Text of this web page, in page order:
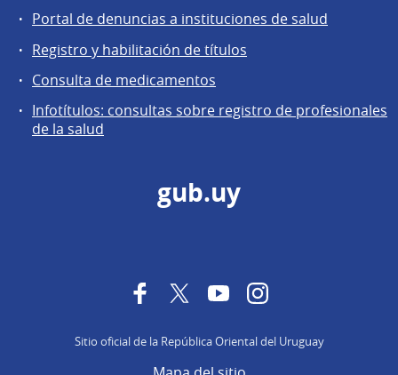
Portal de denuncias a instituciones de salud
Registro y habilitación de títulos
Consulta de medicamentos
Infotítulos: consultas sobre registro de profesionales
de la salud
gub.uy
FacebookTwitterYouTubeInstagram
Sitio oficial de la República Oriental del Uruguay